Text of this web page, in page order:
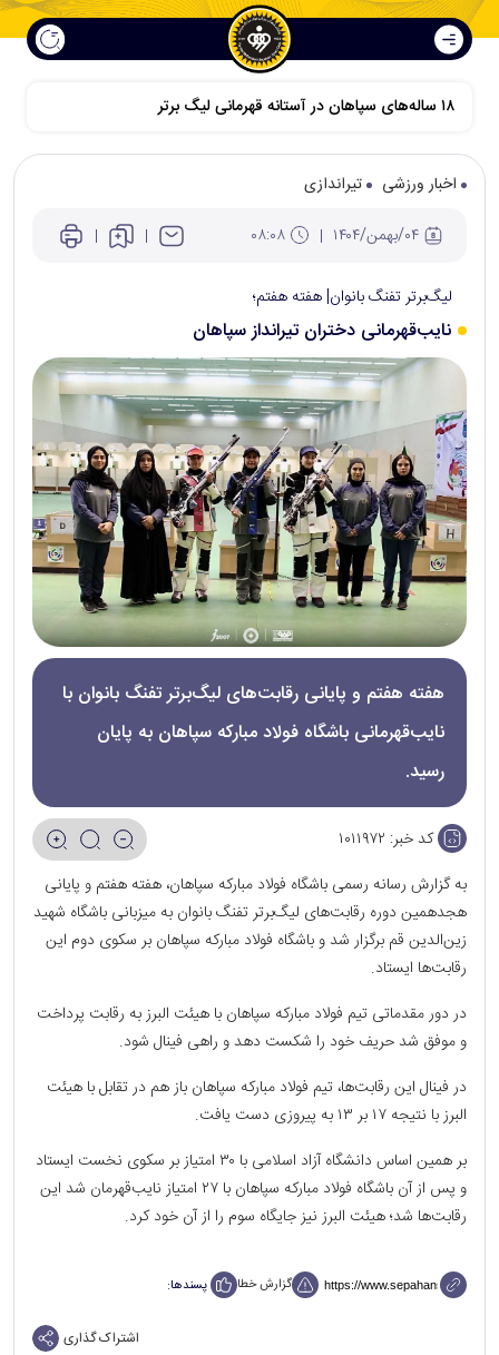
اخبار ورزشی
تیراندازی
لیگ‌برتر تفنگ بانوان| هفته هفتم؛
نایب‌قهرمانی دختران تیرانداز سپاهان
هفته هفتم و پایانی رقابت‌های لیگ‌برتر تفنگ بانوان با
نایب‌قهرمانی باشگاه فولاد مبارکه سپاهان به پایان
رسید.
کد خبر: ۱۰۱۱۹۷۲
به گزارش رسانه رسمی باشگاه فولاد مبارکه سپاهان، هفته هفتم و پایانی
هجدهمین دوره رقابت‌های لیگ‌برتر تفنگ بانوان به میزبانی باشگاه شهید
زین‌الدین قم برگزار شد و باشگاه فولاد مبارکه سپاهان بر سکوی دوم این
رقابت‌ها ایستاد.
در دور مقدماتی تیم فولاد مبارکه سپاهان با هیئت البرز به رقابت پرداخت
و موفق شد حریف خود را شکست دهد و راهی فینال شود.
در فینال این رقابت‌ها، تیم فولاد مبارکه سپاهان باز هم در تقابل با هیئت
البرز با نتیجه ۱۷ بر ۱۳ به پیروزی دست یافت.
بر همین اساس دانشگاه آزاد اسلامی با ۳۰ امتیاز بر سکوی نخست ایستاد
و پس از آن باشگاه فولاد مبارکه سپاهان با ۲۷ امتیاز نایب‌قهرمان شد این
رقابت‌ها شد؛ هیئت البرز نیز جایگاه سوم را از آن خود کرد.
گزارش خطا پسندها:
اشتراک گذاری